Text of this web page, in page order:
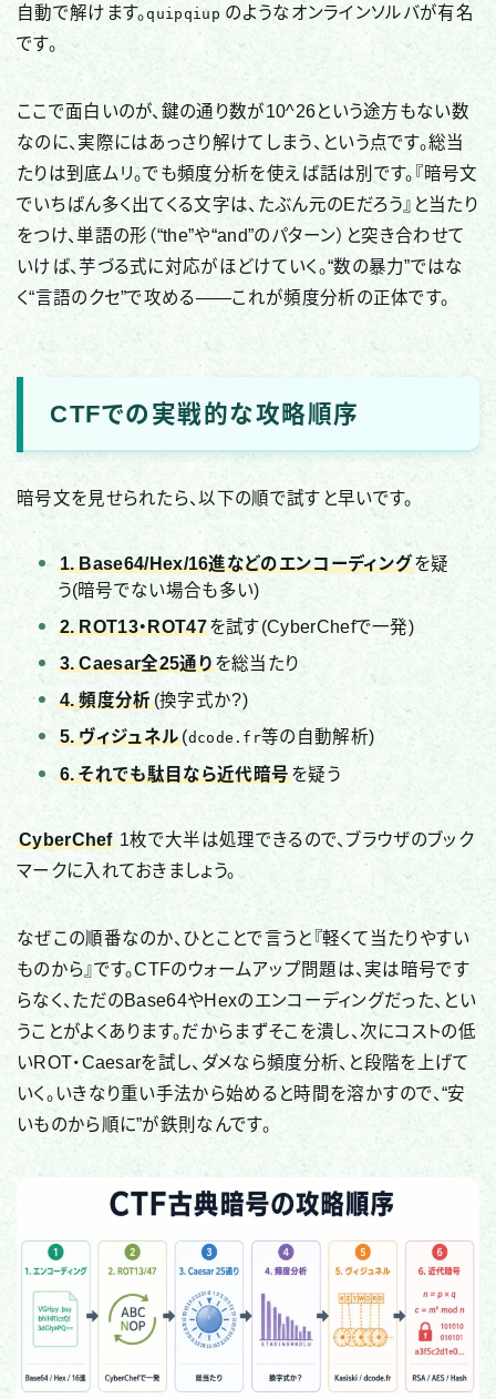
自動で解けます。quipqiup のようなオンラインソルバが有名
です。
ここで面白いのが、鍵の通り数が10^26という途方もない数
なのに、実際にはあっさり解けてしまう、という点です。総当
たりは到底ムリ。でも頻度分析を使えば話は別です。『暗号文
でいちばん多く出てくる文字は、たぶん元のEだろう』と当たり
をつけ、単語の形（“the”や“and”のパターン）と突き合わせて
いけば、芋づる式に対応がほどけていく。“数の暴力”ではな
く“言語のクセ”で攻める——これが頻度分析の正体です。
CTFでの実戦的な攻略順序
暗号文を見せられたら、以下の順で試すと早いです。
1. Base64/Hex/16進などのエンコーディングを疑
う(暗号でない場合も多い)
2. ROT13・ROT47を試す(CyberChefで一発)
3. Caesar全25通りを総当たり
4. 頻度分析(換字式か?)
5. ヴィジュネル(dcode.fr等の自動解析)
6. それでも駄目なら近代暗号を疑う
CyberChef1枚で大半は処理できるので、ブラウザのブック
マークに入れておきましょう。
なぜこの順番なのか、ひとことで言うと『軽くて当たりやすい
ものから』です。CTFのウォームアップ問題は、実は暗号です
らなく、ただのBase64やHexのエンコーディングだった、とい
うことがよくあります。だからまずそこを潰し、次にコストの低
いROT・Caesarを試し、ダメなら頻度分析、と段階を上げて
いく。いきなり重い手法から始めると時間を溶かすので、“安
いものから順に”が鉄則なんです。